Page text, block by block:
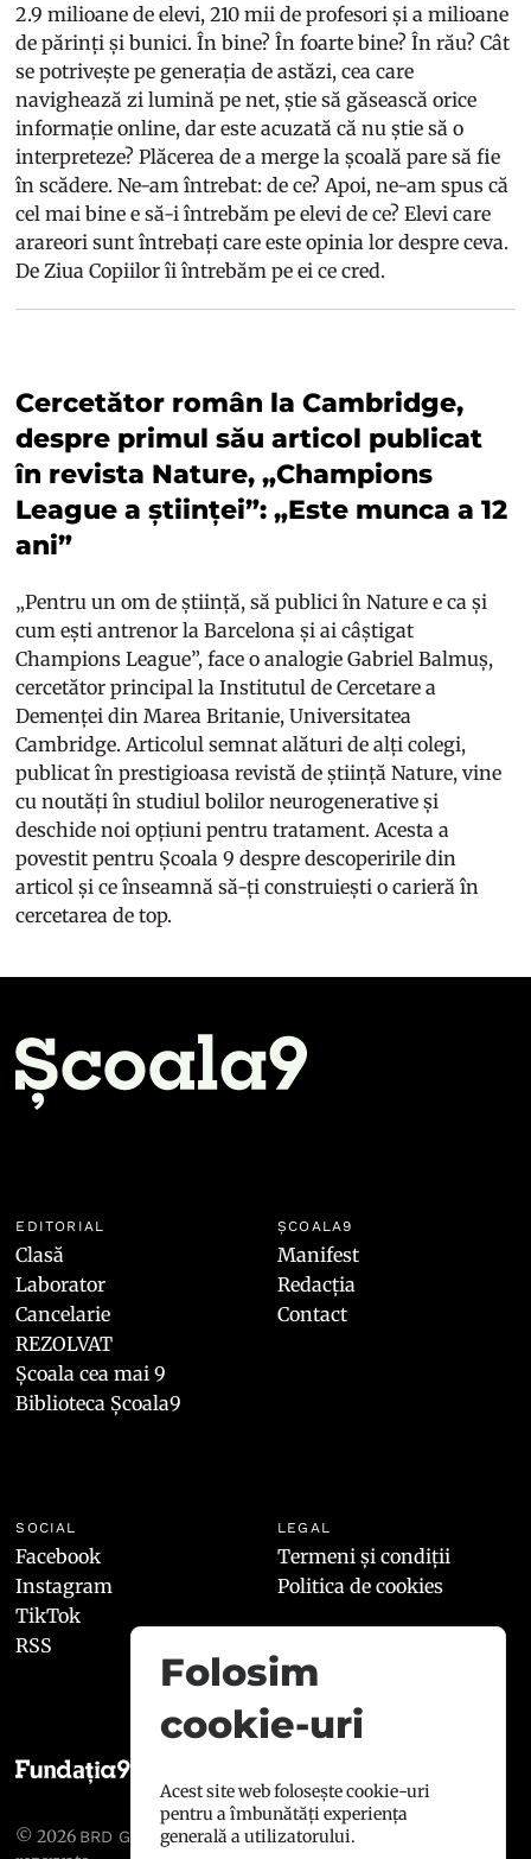
2.9 milioane de elevi, 210 mii de profesori și a milioane
de părinți și bunici. În bine? În foarte bine? În rău? Cât
se potrivește pe generația de astăzi, cea care
navighează zi lumină pe net, știe să găsească orice
informație online, dar este acuzată că nu știe să o
interpreteze? Plăcerea de a merge la școală pare să fie
în scădere. Ne-am întrebat: de ce? Apoi, ne-am spus că
cel mai bine e să-i întrebăm pe elevi de ce? Elevi care
arareori sunt întrebați care este opinia lor despre ceva.
De Ziua Copiilor îi întrebăm pe ei ce cred.
Cercetător român la Cambridge,
despre primul său articol publicat
în revista Nature, „Champions
League a științei”: „Este munca a 12
ani”
„Pentru un om de știință, să publici în Nature e ca și
cum ești antrenor la Barcelona și ai câștigat
Champions League”, face o analogie Gabriel Balmuș,
cercetător principal la Institutul de Cercetare a
Demenței din Marea Britanie, Universitatea
Cambridge. Articolul semnat alături de alți colegi,
publicat în prestigioasa revistă de știință Nature, vine
cu noutăți în studiul bolilor neurogenerative și
deschide noi opțiuni pentru tratament. Acesta a
povestit pentru Școala 9 despre descoperirile din
articol și ce înseamnă să-ți construiești o carieră în
cercetarea de top.
EDITORIAL
Clasă
Laborator
Cancelarie
REZOLVAT
Școala cea mai 9
Biblioteca Școala9
ȘCOALA9
Manifest
Redacția
Contact
SOCIAL
Facebook
Instagram
TikTok
RSS
LEGAL
Termeni și condiții
Politica de cookies
© 2026 BRD GROUPE SOCIÉTÉ GÉNÉRALE
Folosim
cookie-uri
Acest site web folosește cookie-uri
pentru a îmbunătăți experiența
generală a utilizatorului.